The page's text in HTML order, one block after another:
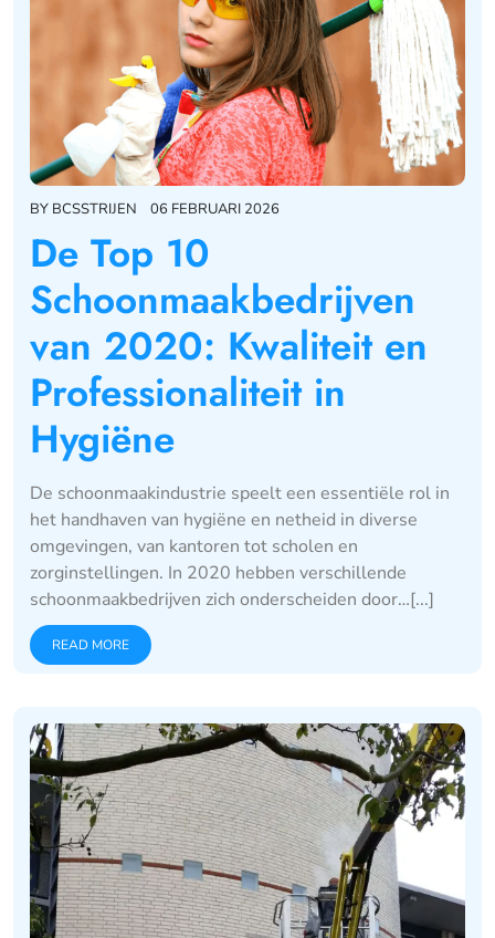
BY BCSSTRIJEN 06 FEBRUARI 2026
De Top 10
Schoonmaakbedrijven
van 2020: Kwaliteit en
Professionaliteit in
Hygiëne
De schoonmaakindustrie speelt een essentiële rol in
het handhaven van hygiëne en netheid in diverse
omgevingen, van kantoren tot scholen en
zorginstellingen. In 2020 hebben verschillende
schoonmaakbedrijven zich onderscheiden door…[...]
READ MORE